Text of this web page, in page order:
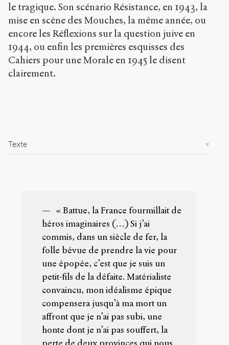
c
.
o
g
/
a
s
/
Copier la
référence
Chicago
Copier la
Bibtex
Creative
Commons
Attribution-
NonCommercial-
ShareAlike 4.0
le tragique. Son scénario Résistance, en 1943, la
mise en scène des Mouches, la même année, ou
encore les Réflexions sur la question juive en
1944, ou enfin les premières esquisses des
Cahiers pour une Morale en 1945 le disent
clairement.
Texte
« Battue, la France fourmillait de
héros imaginaires (…) Si j’ai
commis, dans un siècle de fer, la
folle bévue de prendre la vie pour
une épopée, c’est que je suis un
petit-fils de la défaite. Matérialiste
convaincu, mon idéalisme épique
compensera jusqu’à ma mort un
affront que je n’ai pas subi, une
honte dont je n’ai pas souffert, la